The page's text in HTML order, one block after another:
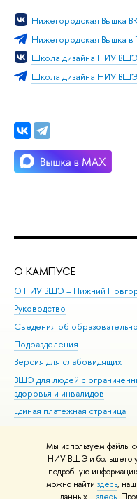
Мы используем файлы
НИУ ВШЭ и большего
подробную
можно найти здесь,
Нижегородская Вышка
Нижегородская Вышка в
Школа дизайна НИУ
Школа дизайна НИУ
О КАМПУСЕ
О НИУ ВШЭ – Нижний
Руководство
Сведения об
Подразделения
Версия для слабовидящих
ВШЭ для людей с
здоровья и инвалидов
Единая платежная страница